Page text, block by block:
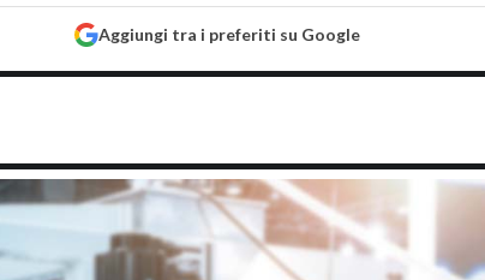
Aggiungi tra i preferiti su Google